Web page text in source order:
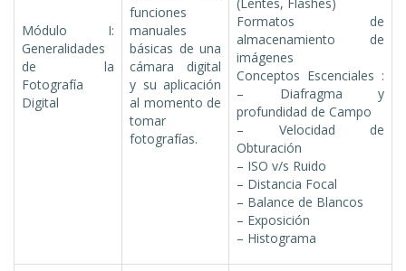
Módulo I:
Generalidades
de la
Fotografía
Digital
funciones
manuales
básicas de una
cámara digital
y su aplicación
al momento de
tomar
fotografías.
Formatos de
almacenamiento de
imágenes
Conceptos Escenciales :
– Diafragma y
profundidad de Campo
– Velocidad de
Obturación
– ISO v/s Ruido
– Distancia Focal
– Balance de Blancos
– Exposición
– Histograma